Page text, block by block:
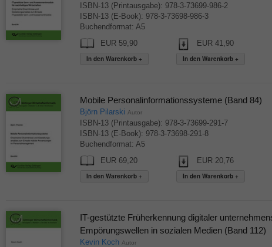
ISBN-13 (Printausgabe): 978-3-73699-986-2
ISBN-13 (E-Book): 978-3-73698-986-3
Buchendformat: A5
EUR 59,90
EUR 41,90
Mobile Personalinformationssysteme (Band 84)
Björn Pilarski Autor
ISBN-13 (Printausgabe): 978-3-73699-291-7
ISBN-13 (E-Book): 978-3-73698-291-8
Buchendformat: A5
EUR 69,20
EUR 20,76
IT-gestützte Früherkennung digitaler
Empörungswellen in sozialen Medien (Band 112)
Kevin Koch Autor